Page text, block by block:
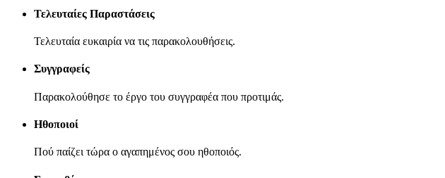
Τελευταίες Παραστάσεις
Τελευταία ευκαιρία να τις παρακολουθήσεις.
Συγγραφείς
Παρακολούθησε το έργο του συγγραφέα που προτιμάς.
Ηθοποιοί
Πού παίζει τώρα ο αγαπημένος σου ηθοποιός.